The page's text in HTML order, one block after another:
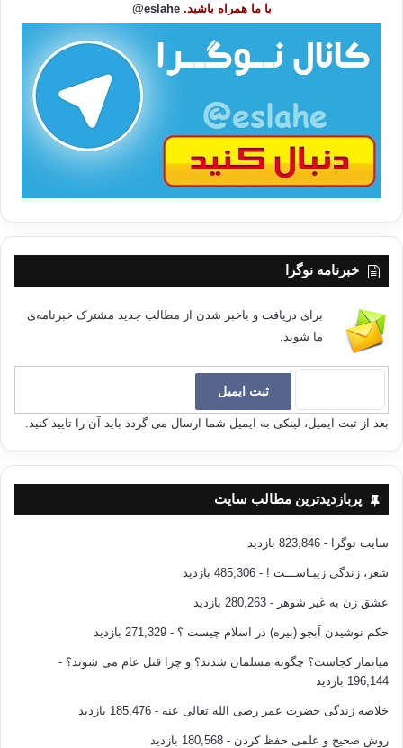
با ما همراه باشید. eslahe@
خبرنامه نوگرا
برای دریافت و باخبر شدن از مطالب جدید مشترک خبرنامه‌ی
ما شوید.
بعد از ثبت ایمیل، لینکی به ایمیل شما ارسال می گردد باید آن را تایید کنید.
پربازدیدترین مطالب سایت
سایت نوگرا - 823,846 بازدید
شعر، زندگی زیبـاســـت ! - 485,306 بازدید
عشق زن به غیر شوهر - 280,263 بازدید
حکم نوشیدن آبجو (بیره) در اسلام چیست ؟ - 271,329 بازدید
میانمار کجاست؟ چگونه مسلمان شدند؟ و چرا قتل عام می شوند؟ -
196,144 بازدید
خلاصه زندگی حضرت عمر رضی الله تعالی عنه - 185,476 بازدید
روش صحیح و علمی حفظ کردن - 180,568 بازدید